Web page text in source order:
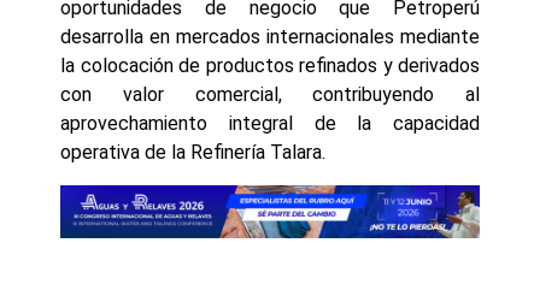
oportunidades de negocio que Petroperú
desarrolla en mercados internacionales mediante
la colocación de productos refinados y derivados
con valor comercial, contribuyendo al
aprovechamiento integral de la capacidad
operativa de la Refinería Talara.